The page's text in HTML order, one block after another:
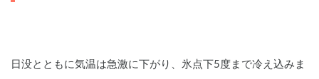
日没とともに気温は急激に下がり、氷点下5度まで冷え込みま